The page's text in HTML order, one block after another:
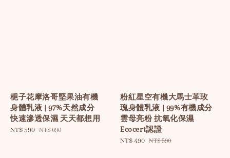
梔子花摩洛哥堅果油有機
身體乳液 | 97%天然成分
快速滲透保濕 天天都想用
Sale
NT$ 590 Regular
NT$ 690
粉紅星空有機大馬士革玫
瑰身體乳液 | 99%有機成分
雲母亮粉 抗氧化保濕
Ecocert認證
Sale
NT$ 490 Regular
NT$ 590